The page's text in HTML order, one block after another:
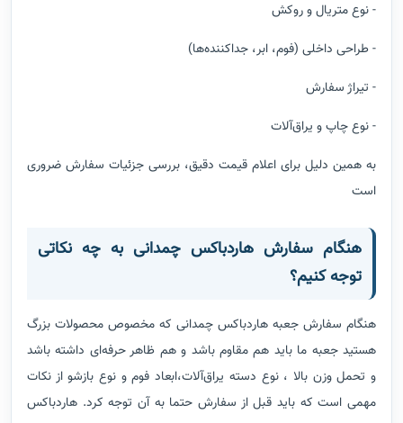
- نوع متریال و روکش
- طراحی داخلی (فوم، ابر، جداکننده‌ها)
- تیراژ سفارش
- نوع چاپ و یراق‌آلات
به همین دلیل برای اعلام قیمت دقیق، بررسی جزئیات سفارش ضروری
است
هنگام سفارش هاردباکس چمدانی به چه نکاتی
توجه کنیم؟
هنگام سفارش جعبه هاردباکس چمدانی که مخصوص محصولات بزرگ
هستید جعبه ما باید هم مقاوم باشد و هم ظاهر حرفه‌ای داشته باشد
و تحمل وزن بالا ، نوع دسته یراق‌آلات،ابعاد فوم و نوع بازشو از نکات
مهمی است که باید قبل از سفارش حتما به آن توجه کرد. هاردباکس